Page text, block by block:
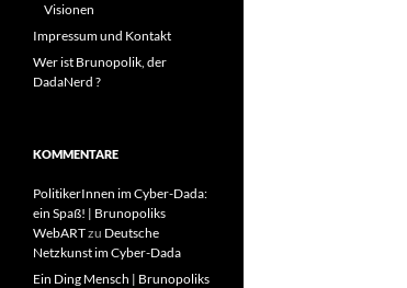
Visionen
Impressum und Kontakt
Wer ist Brunopolik, der
DadaNerd ?
KOMMENTARE
PolitikerInnen im Cyber-Dada:
ein Spaß! | Brunopoliks
WebARTzu Deutsche
Netzkunst im Cyber-Dada
Ein Ding Mensch | Brunopoliks